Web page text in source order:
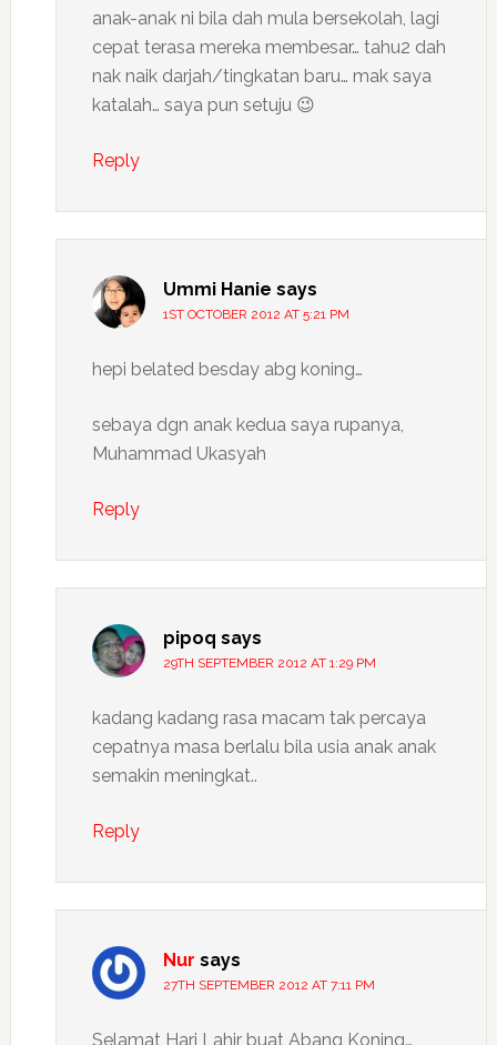
anak-anak ni bila dah mula bersekolah, lagi
cepat terasa mereka membesar… tahu2 dah
nak naik darjah/tingkatan baru… mak saya
katalah… saya pun setuju 😉
Reply
Ummi Hanie says
1ST OCTOBER 2012 AT 5:21 PM
hepi belated besday abg koning…
sebaya dgn anak kedua saya rupanya,
Muhammad Ukasyah
Reply
pipoq says
29TH SEPTEMBER 2012 AT 1:29 PM
kadang kadang rasa macam tak percaya
cepatnya masa berlalu bila usia anak anak
semakin meningkat..
Reply
Nur says
27TH SEPTEMBER 2012 AT 7:11 PM
Selamat Hari Lahir buat Abang Koning…